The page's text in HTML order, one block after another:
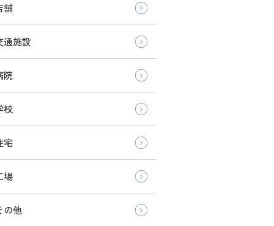
舗
通施設
院
校
宅
場
の他